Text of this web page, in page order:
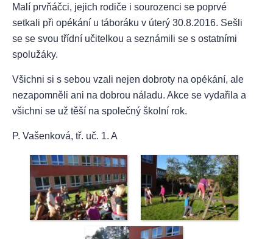
Malí prvňáčci, jejich rodiče i sourozenci se poprvé
setkali při opékání u táboráku v úterý 30.8.2016. Sešli
se se svou třídní učitelkou a seznámili se s ostatními
spolužáky.
Všichni si s sebou vzali nejen dobroty na opékání, ale
nezapomněli ani na dobrou náladu. Akce se vydařila a
všichni se už těší na společný školní rok.
P. Vašenková, tř. uč. 1. A